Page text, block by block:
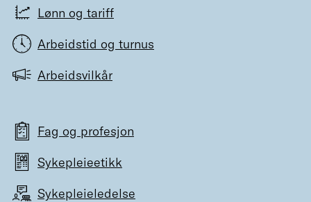
Lønn og tariff
Arbeidstid og turnus
Arbeidsvilkår
Fag og profesjon
Sykepleieetikk
Sykepleieledelse